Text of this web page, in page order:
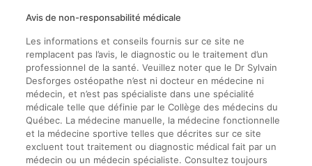
Avis de non-responsabilité médicale
Les informations et conseils fournis sur ce site ne
remplacent pas l’avis, le diagnostic ou le traitement d’un
professionnel de la santé. Veuillez noter que le Dr Sylvain
Desforges ostéopathe n’est ni docteur en médecine ni
médecin, et n’est pas spécialiste dans une spécialité
médicale telle que définie par le Collège des médecins du
Québec. La médecine manuelle, la médecine fonctionnelle
et la médecine sportive telles que décrites sur ce site
excluent tout traitement ou diagnostic médical fait par un
médecin ou un médecin spécialiste. Consultez toujours